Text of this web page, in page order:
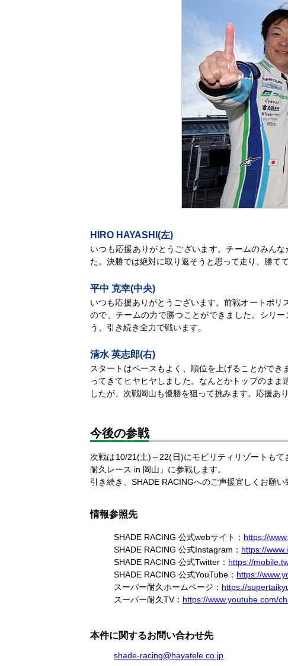
HIRO HAYASHI(左)
いつも応援ありがとうございます。チームのみん
た。決勝では絶対に取り返そうと思って走り、勝て
平中 克幸(中央)
いつも応援ありがとうございます。前戦オートポ
ので、チームの力で勝つことができました。シリ
う、引き続き全力で戦います。
清水 英志郎(右)
スタートはペースもよく、順位を上げることがで
ってきてヒヤヒヤしました。なんとかトップのま
したが、次戦岡山も優勝を狙って挑みます。応援あ
今後の参戦
次戦は10/21(土)～22(日)にモビリティリゾートも
耐久レース in 岡山」に参戦します。
引き続き、SHADE RACINGへのご声援宜しくお願い
情報参照先
SHADE RACING 公式webサイト ： https://
SHADE RACING 公式Instagram ： https://
SHADE RACING 公式Twitter ： https://
SHADE RACING 公式YouTube ： https://
スーパー耐久ホームページ ： https://
スーパー耐久TV： https://www.youtube.com/
本件に関するお問い合わせ先
shade-racing@hayatele.co.jp